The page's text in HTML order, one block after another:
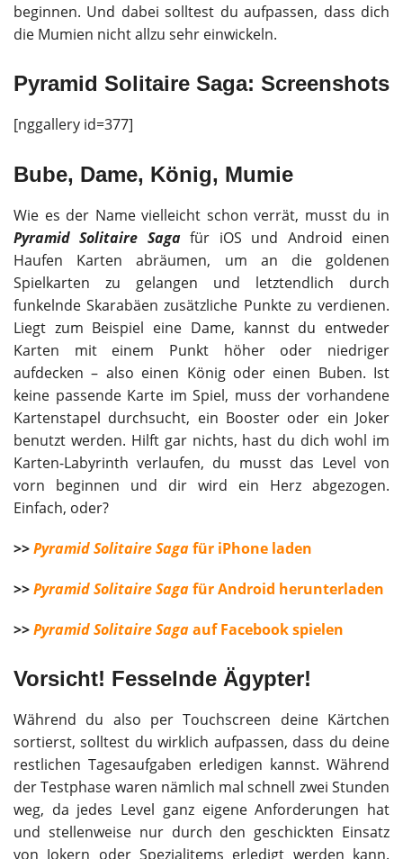
beginnen. Und dabei solltest du aufpassen, dass dich
die Mumien nicht allzu sehr einwickeln.
Pyramid Solitaire Saga: Screenshots
[nggallery id=377]
Bube, Dame, König, Mumie
Wie es der Name vielleicht schon verrät, musst du in
Pyramid Solitaire Sagafür iOS und Android einen
Haufen Karten abräumen, um an die goldenen
Spielkarten zu gelangen und letztendlich durch
funkelnde Skarabäen zusätzliche Punkte zu verdienen.
Liegt zum Beispiel eine Dame, kannst du entweder
Karten mit einem Punkt höher oder niedriger
aufdecken – also einen König oder einen Buben. Ist
keine passende Karte im Spiel, muss der vorhandene
Kartenstapel durchsucht, ein Booster oder ein Joker
benutzt werden. Hilft gar nichts, hast du dich wohl im
Karten-Labyrinth verlaufen, du musst das Level von
vorn beginnen und dir wird ein Herz abgezogen.
Einfach, oder?
>>Pyramid Solitaire Sagafür iPhone laden
>>Pyramid Solitaire Sagafür Android herunterladen
>>Pyramid Solitaire Sagaauf Facebook spielen
Vorsicht! Fesselnde Ägypter!
Während du also per Touchscreen deine Kärtchen
sortierst, solltest du wirklich aufpassen, dass du deine
restlichen Tagesaufgaben erledigen kannst. Während
der Testphase waren nämlich mal schnell zwei Stunden
weg, da jedes Level ganz eigene Anforderungen hat
und stellenweise nur durch den geschickten Einsatz
von Jokern oder Spezialitems erledigt werden kann.